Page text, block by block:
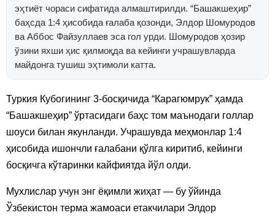
эҳтиёт чораси сифатида алмаштирилди. “Башакшеҳир”
баҳсда 1:4 ҳисобида ғалаба қозонди, Элдор Шомуродов
ва Аббос Файзуллаев эса гол урди. Шомуродов ҳозир
ўзини яхши ҳис қилмоқда ва кейинги учрашувларда
майдонга тушиш эҳтимоли катта.
Туркия Кубогининг 3-босқичида “Карагюмрук” ҳамда
“Башакшеҳир” ўртасидаги баҳс том маънодаги голлар
шоуси билан якунланди. Учрашувда меҳмонлар 1:4
ҳисобида ишончли ғалабани қўлга киритиб, кейинги
босқичга кўтаринки кайфиятда йўл олди.
Мухлислар учун энг ёқимли жиҳат — бу ўйинда
Ўзбекистон терма жамоаси етакчилари Элдор